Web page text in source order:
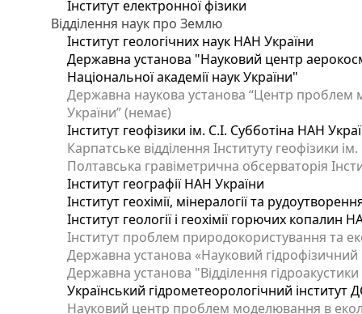
Інститут електронної фізики
Відділення наук про Землю
Інститут геологічних наук НАН України
Державна установа "Науковий центр
Національної академії наук України"
Державна наукова установа “Центр проблем
України” (немає)
Інститут геофізики ім. С.І. Субботіна НАН
Карпатське відділення Інституту геофізики
Полтавська гравіметрична обсерваторія
Інститут географії НАН України
Інститут геохімії, мінералогії та
Інститут геології і геохімії горючих копалин
Інститут проблем природокористування та
Державна установа «Науковий гідрофізичний
Державна установа "Відділення
Український гідрометеорологічний
Науковий центр проблем моделювання в